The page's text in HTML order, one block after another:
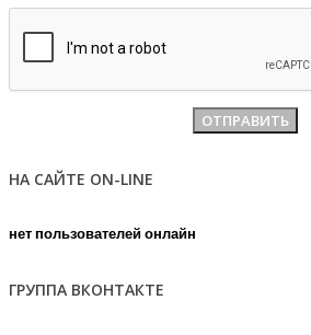
НА САЙТЕ ON-LINE
нет пользователей онлайн
ГРУППА ВКОНТАКТЕ